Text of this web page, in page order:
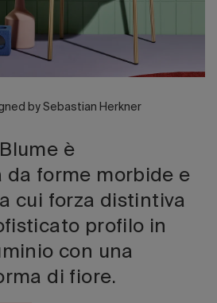
by Sebastian Herkner
è
da forme morbide e
cui forza distintiva
profilo in
con una
di fiore.